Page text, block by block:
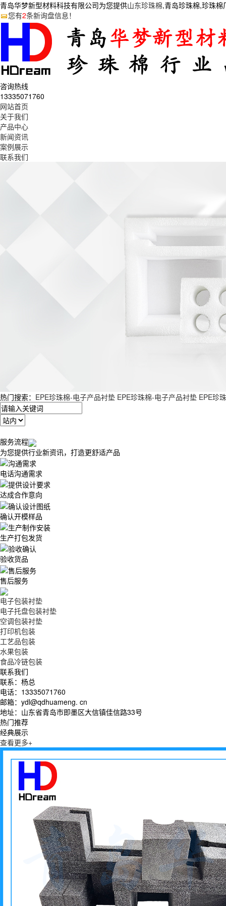
青岛华梦新型材料科技有限公司为您提供山东珍珠棉,青岛珍珠棉,珍珠
您有2条新询盘信息！
咨询热线
13335071760
网站首页
关于我们
产品中心
新闻资讯
案例展示
联系我们
热门搜索： EPE珍珠棉-电子产品衬垫 EPE珍珠棉-电子产品衬垫 EPE珍
服务流程
为您提供行业新资讯，打造更舒适产品
电话沟通需求
达成合作意向
确认开模样品
生产打包发货
验收货品
售后服务
电子包装衬垫
电子托盘包装衬垫
空调包装衬垫
打印机包装
工艺品包装
水果包装
食品冷链包装
联系我们
联系：杨总
电话：13335071760
邮箱：ydl@qdhuameng. cn
地址：山东省青岛市即墨区大信镇佳信路33号
热门推荐
经典展示
查看更多+